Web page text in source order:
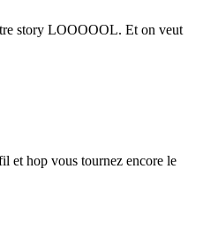
story LOOOOOL. Et on veut
et hop vous tournez encore le